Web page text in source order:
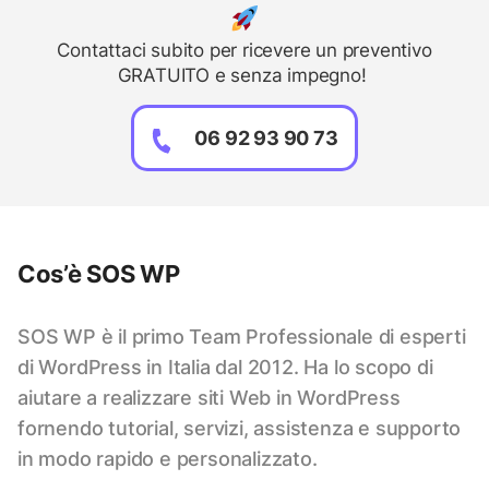
Contattaci subito per ricevere un preventivo
GRATUITO e senza impegno!
06 92 93 90 73
Cos’è SOS WP
SOS WP è il primo Team Professionale di esperti
di WordPress in Italia dal 2012. Ha lo scopo di
aiutare a realizzare siti Web in WordPress
fornendo tutorial, servizi, assistenza e supporto
in modo rapido e personalizzato.